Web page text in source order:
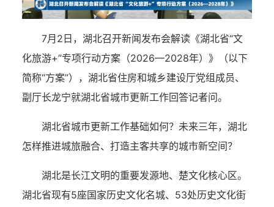
7月2日，湖北召开新闻发布会解读《湖北省“文
化旅游+”专项行动方案（2026—2028年）》（以下
简称“方案”）， 湖北省住房和城乡建设厅党组成员、
副厅长龙宁就湖北省城市更新工作回答记者问。
湖北省城市更新工作基础如何？未来三年，湖北
怎样推进城旅融合、打造主客共享的城市新空间？
湖北是长江文明的重要发源地、楚文化核心区。
湖北省现有5座国家历史文化名城、53处历史文化街